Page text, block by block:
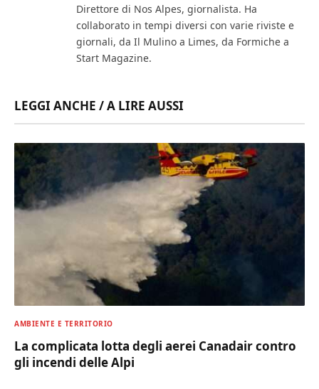
Direttore di Nos Alpes, giornalista. Ha
collaborato in tempi diversi con varie riviste e
giornali, da Il Mulino a Limes, da Formiche a
Start Magazine.
LEGGI ANCHE / A LIRE AUSSI
AMBIENTE E TERRITORIO
La complicata lotta degli aerei Canadair contro
gli incendi delle Alpi